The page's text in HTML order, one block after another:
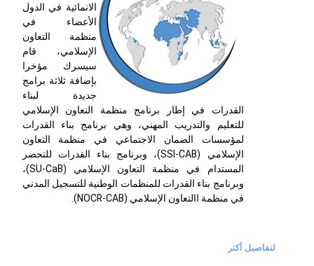
الانمائية في الدول
الأعضاء في
منظمة التعاون
الإسلامي، قام
سيسرك مؤخرا
بإضافة ثلاثة برامج
جديدة لبناء
القدرات في إطار برنامج منظمة التعاون الإسلامي
للتعليم والتدريب المهني، وهي برنامج بناء القدرات
لمؤسسات الضمان الاجتماعي في منظمة التعاون
الإسلامي ( SSI-CAB)، وبرنامج بناء القدرات للتحضر
المستدام في منظمة التعاون الإسلامي (SU-CaB)،
وبرنامج بناء القدرات للمنظمات الوطنية للتسجيل المدني
في منظمة االتعاون الإسلامي ( NOCR-CAB
).
لتفاصيل أكثر